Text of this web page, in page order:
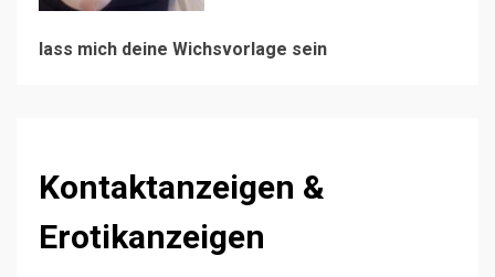
lass mich deine Wichsvorlage sein
Kontaktanzeigen &
Erotikanzeigen